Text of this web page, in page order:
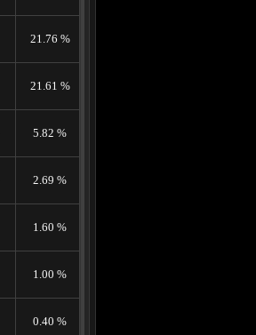
21.76 %
21.61 %
5.82 %
2.69 %
1.60 %
1.00 %
0.40 %